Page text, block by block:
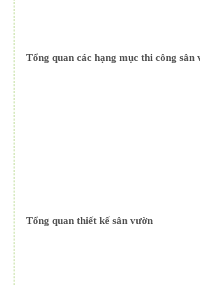
Tổng quan các hạng mục thi công sân
Tổng quan thiết kế sân vườn